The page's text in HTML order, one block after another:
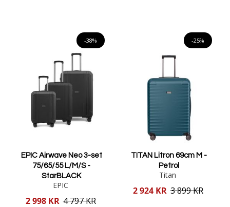
-38%
EPIC Airwave Neo 3-set
75/65/55 L/M/S -
StarBLACK
EPIC
Reducerat
2 998 KR 4 797 KR
-25%
TITAN Litron 69cm M -
Petrol
Titan
Reducerat
2 924 KR 3 899 KR